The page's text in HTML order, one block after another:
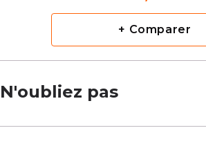
+ Comparer
N'oubliez pas